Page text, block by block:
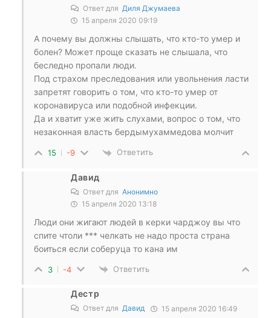
Ответ для Диля Джумаева
15 апреля 2020 09:19
А почему вы должны слышать, что кто-то умер и
болен? Может проще сказать не слышала, что
беследно пропали люди.
Под страхом преследования или увольнения ласти
запретят говорить о том, что кто-то умер от
коронавируса или подобной инфекции.
Да и хватит уже жить слухами, вопрос о том, что
незаконная власть бердымухаммедова молчит
15 -9 Ответить
Давид
Ответ для Анонимно
15 апреля 2020 13:18
Люди они жигают людей в керки чарджоу вы что
спите чтоли *** челкать не надо проста страна
боиться если соберуца то кана им
3 -4 Ответить
Дестр
Ответ для Давид 15 апреля 2020 16:49